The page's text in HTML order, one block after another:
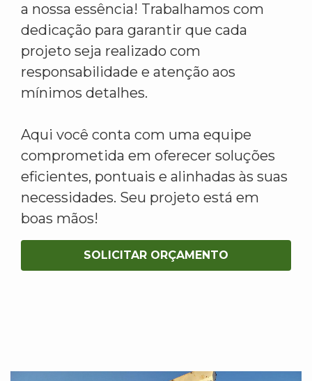
a nossa essência! Trabalhamos com
dedicação para garantir que cada
projeto seja realizado com
responsabilidade e atenção aos
mínimos detalhes.
Aqui você conta com uma equipe
comprometida em oferecer soluções
eficientes, pontuais e alinhadas às suas
necessidades. Seu projeto está em
boas mãos!
SOLICITAR ORÇAMENTO